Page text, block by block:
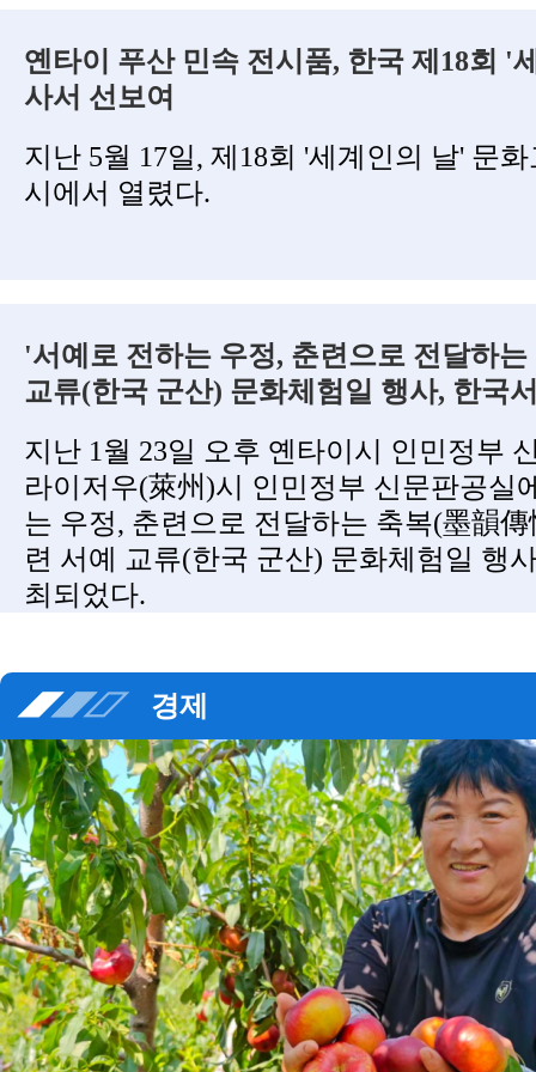
옌타이 푸산 민속 전시품, 한국 제18회 '
사서 선보여
지난 5월 17일, 제18회 '세계인의 날' 문
시에서 열렸다.
'서예로 전하는 우정, 춘련으로 전달하
교류(한국 군산) 문화체험일 행사, 한국
지난 1월 23일 오후 옌타이시 인민정부
라이저우(萊州)시 인민정부 신문판공실
는 우정, 춘련으로 전달하는 축복(墨韻
련 서예 교류(한국 군산) 문화체험일 행
최되었다.
경제